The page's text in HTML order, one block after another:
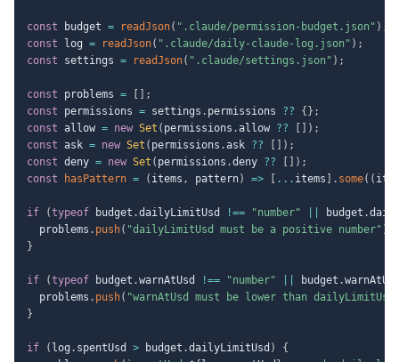
const budget = readJson( ".claude/permission-budget.json" ) ;
const log = readJson( ".claude/daily-claude-log.json" ) ;
const settings = readJson( ".claude/settings.json" ) ;
const problems =
;
const permissions = settings . permissions ?? { } ;
const allow = new Set ( permissions .allow ?? ) ;
const ask = new Set ( permissions .ask ?? ) ;
const deny = new Set ( permissions .deny ?? ) ;
const
hasPattern = ( items , pattern) => ... items . some( (
if (typeof budget .dailyLimitUsd !== "number" budget .
  problems
. push( "dailyLimitUsd must be a positive number" )
}
if (typeof budget .warnAtUsd !== "number" budget .
  problems
. push( "warnAtUsd must be lower than
}
if ( log . spentUsd > budget .dailyLimitUsd )
{